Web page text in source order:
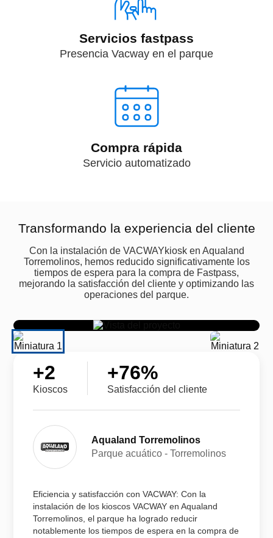
Servicios fastpass
Presencia Vacway en el parque
Compra rápida
Servicio automatizado
Transformando la experiencia del cliente
Con la instalación de VACWAYkiosk en Aqualand
Torremolinos, hemos reducido significativamente los
tiempos de espera para la compra de Fastpass,
mejorando la satisfacción del cliente y optimizando las
operaciones del parque.
+2
Kioscos
+76%
Satisfacción del cliente
Aqualand Torremolinos
Parque acuático - Torremolinos
Eficiencia y satisfacción con VACWAY: Con la
instalación de los kioscos VACWAY en Aqualand
Torremolinos, el parque ha logrado reducir
notablemente los tiempos de espera en la compra de